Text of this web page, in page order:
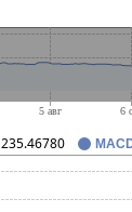
235.46780